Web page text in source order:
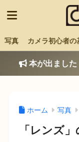
写真 カメラ初心者の
本が出ました
ホーム 写真
「レンズ